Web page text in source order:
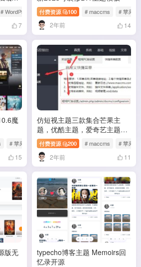
# WordPress主题 # Typecho免费主题
7
付费资源 100 # maccms # 苹果
2年前 14
魔
# 苹果主题 # 苹果cms
15
仿短视主题三款集合芒果主
题，优酷主题，爱奇艺主题短
视2.0源码
付费资源 200 # maccms # 苹果主
2年前 11
版无
typecho博客主题 Memoirs回
忆录开源